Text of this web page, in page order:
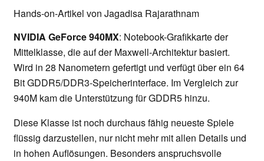
Hands-on-Artikel von Jagadisa Rajarathnam
NVIDIA GeForce 940MX: Notebook-Grafikkarte der
Mittelklasse, die auf der Maxwell-Architektur basiert.
Wird in 28 Nanometern gefertigt und verfügt über ein 64
Bit GDDR5/DDR3-Speicherinterface. Im Vergleich zur
940M kam die Unterstützung für GDDR5 hinzu.
Diese Klasse ist noch durchaus fähig neueste Spiele
flüssig darzustellen, nur nicht mehr mit allen Details und
in hohen Auflösungen. Besonders anspruchsvolle